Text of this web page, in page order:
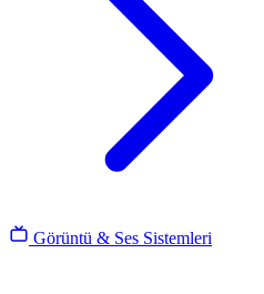
Görüntü & Ses Sistemleri